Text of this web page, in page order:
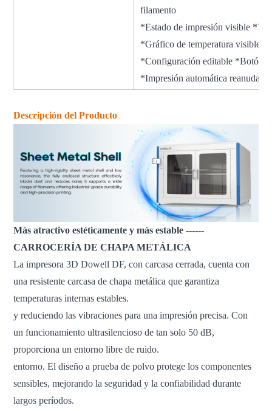
filamento
*Estado de impresión visible
*Gráfico de temperatura visible
*Configuración editable *Botón
*Impresión automática
Descripción del Producto
Más atractivo estéticamente y más estable ------
CARROCERÍA DE CHAPA METÁLICA
La impresora 3D Dowell DF, con carcasa cerrada, cuenta con
una resistente carcasa de chapa metálica que garantiza
temperaturas internas estables.
y reduciendo las vibraciones para una impresión precisa. Con
un funcionamiento ultrasilencioso de tan solo 50 dB,
proporciona un entorno libre de ruido.
entorno. El diseño a prueba de polvo protege los componentes
sensibles, mejorando la seguridad y la confiabilidad durante
largos períodos.